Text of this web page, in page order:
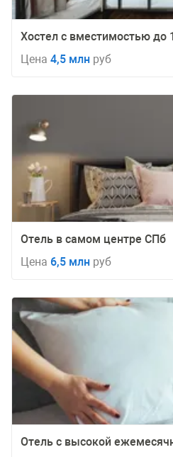
Хостел с вместимостью до
Цена 4,5 млн руб
Отель в самом центре СПб
Цена 6,5 млн руб
Отель с высокой